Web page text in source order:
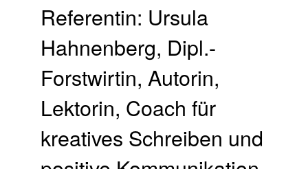
Referentin: Ursula
Hahnenberg, Dipl.-
Forstwirtin, Autorin,
Lektorin, Coach für
kreatives Schreiben und